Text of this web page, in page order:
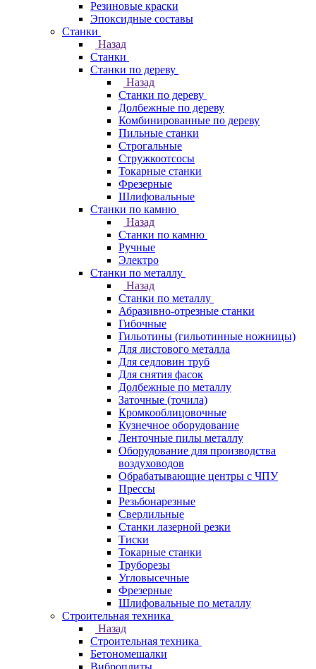
Резиновые краски
Эпоксидные составы
Станки
Назад
Станки
Станки по дереву
Назад
Станки по дереву
Долбежные по дереву
Комбинированные по дереву
Пильные станки
Строгальные
Стружкоотсосы
Токарные станки
Фрезерные
Шлифовальные
Станки по камню
Назад
Станки по камню
Ручные
Электро
Станки по металлу
Назад
Станки по металлу
Абразивно-отрезные станки
Гибочные
Гильотины (гильотинные ножницы)
Для листового металла
Для седловин труб
Для снятия фасок
Долбежные по металлу
Заточные (точила)
Кромкооблицовочные
Кузнечное оборудование
Ленточные пилы металлу
Оборудование для производства
воздуховодов
Обрабатывающие центры с ЧПУ
Прессы
Резьбонарезные
Сверлильные
Станки лазерной резки
Тиски
Токарные станки
Труборезы
Угловысечные
Фрезерные
Шлифовальные по металлу
Строительная техника
Назад
Строительная техника
Бетономешалки
Виброплиты